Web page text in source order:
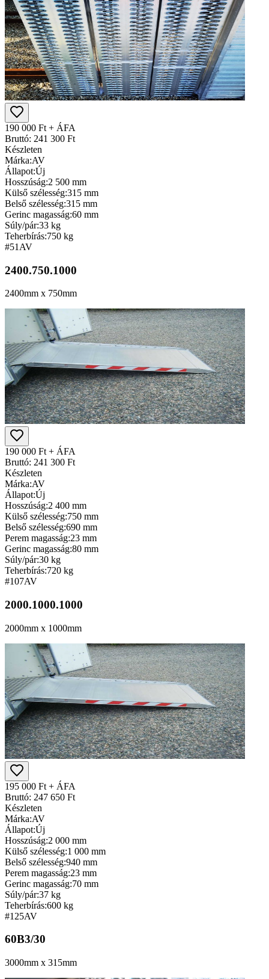
190 000 Ft + ÁFA
Bruttó: 241 300 Ft
Készleten
Márka:AV
Állapot:Új
Hosszúság:2 500 mm
Külső szélesség:315 mm
Belső szélesség:315 mm
Gerinc magasság:60 mm
Súly/pár:33 kg
Teherbírás:750 kg
#51 AV
2400.750.1000
2400mm x 750mm
190 000 Ft + ÁFA
Bruttó: 241 300 Ft
Készleten
Márka:AV
Állapot:Új
Hosszúság:2 400 mm
Külső szélesség:750 mm
Belső szélesség:690 mm
Perem magasság:23 mm
Gerinc magasság:80 mm
Súly/pár:30 kg
Teherbírás:720 kg
#107AV
2000.1000.1000
2000mm x 1000mm
195 000 Ft + ÁFA
Bruttó: 247 650 Ft
Készleten
Márka:AV
Állapot:Új
Hosszúság:2 000 mm
Külső szélesség:1 000 mm
Belső szélesség:940 mm
Perem magasság:23 mm
Gerinc magasság:70 mm
Súly/pár:37 kg
Teherbírás:600 kg
#125AV
60B3/30
3000mm x 315mm